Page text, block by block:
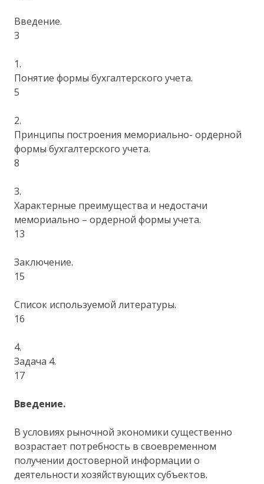
Введение.
3
1.
Понятие формы бухгалтерского учета.
5
2.
Принципы построения мемориально- ордерной
формы бухгалтерского учета.
8
3.
Характерные преимущества и недостачи
мемориально – ордерной формы учета.
13
Заключение.
15
Список используемой литературы.
16
4.
Задача 4.
17
Введение.
В условиях рыночной экономики существенно
возрастает потребность в своевременном
получении достоверной информации о
деятельности хозяйствующих субъектов.